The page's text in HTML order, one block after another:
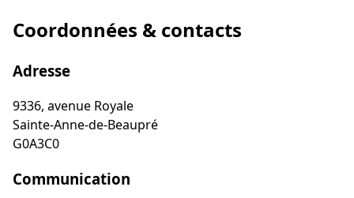
Coordonnées & contacts
Adresse
9336, avenue Royale
Sainte-Anne-de-Beaupré
G0A3C0
Communication